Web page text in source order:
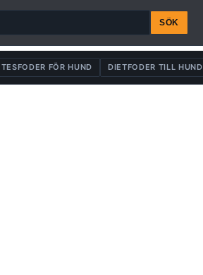
SÖK
FÖR HUND DIETFODER TILL HUND